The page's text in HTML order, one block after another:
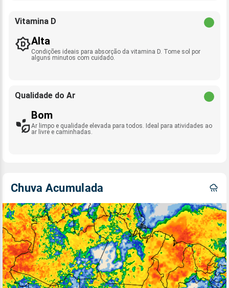
Vitamina D
Alta
Condições ideais para absorção da vitamina D. Tome sol por
alguns minutos com cuidado.
Qualidade do Ar
Bom
Ar limpo e qualidade elevada para todos. Ideal para atividades ao
ar livre e caminhadas.
Chuva Acumulada